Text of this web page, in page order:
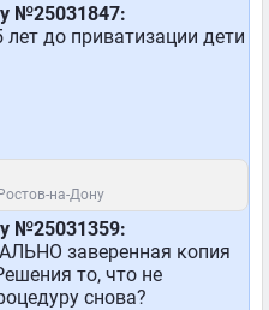
№25031847:
до приватизации дети
Ростов-на-Дону
№25031359:
заверенная копия
то, что не
снова?